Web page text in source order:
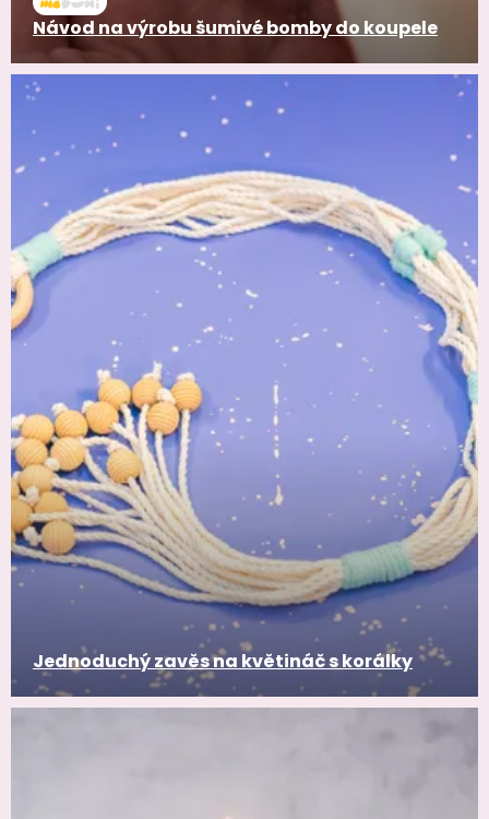
Návod na výrobu šumivé bomby do koupele
Jednoduchý zavěs na květináč s korálky